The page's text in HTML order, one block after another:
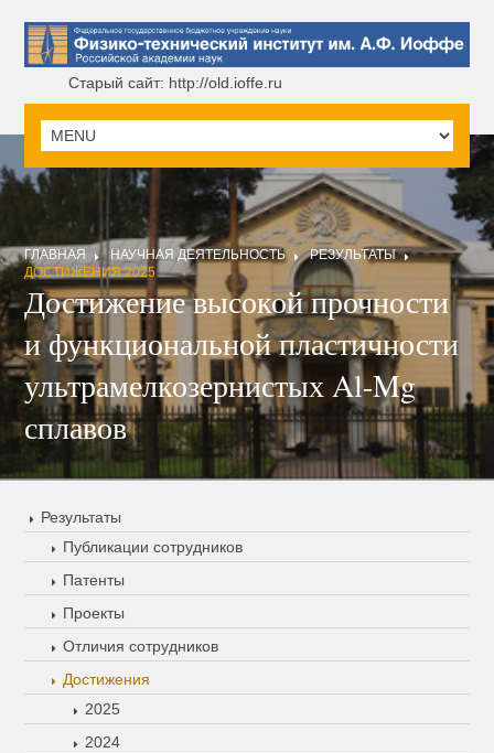
Старый сайт: http://old.ioffe.ru
ГЛАВНАЯ НАУЧНАЯ ДЕЯТЕЛЬНОСТЬ
РЕЗУЛЬТАТЫ
ДОСТИЖЕНИЯ 2025
Достижение высокой прочности
и функциональной пластичности
ультрамелкозернистых Al-Mg
сплавов
Результаты
Публикации сотрудников
Патенты
Проекты
Отличия сотрудников
Достижения
2025
2024